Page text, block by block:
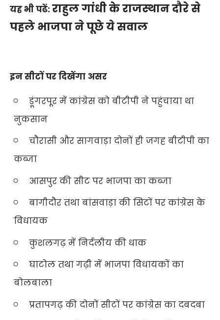
यह भी पढें: राहुल गांधी के राजस्थान दौरे से
पहले भाजपा ने पूछे ये सवाल
इन सीटों पर दिखेंगा असर
डूंगरपूर में कांग्रेस को बीटीपी ने पहुंचाया था
नुकसान
चौरासी और सागवाड़ा दोनों ही जगह बीटीपी का
कब्जा
आसपुर की सीट पर भाजपा का कब्जा
बागीदौर तथा बांसवाड़ा की सिटों पर कांग्रेस के
विधायक
कुशलगढ़ में निर्दलीय की धाक
घाटोल तथा गढ़ी में भाजपा विधायकों का
बोलबाला
प्रतापगढ़ की दोनों सीटों पर कांग्रेस का दबदबा